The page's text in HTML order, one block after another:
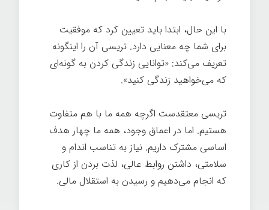
با این حال، ابتدا باید تعیین کرد که موفقیت
برای شما چه معنایی دارد. تریسی آن را اینگونه
تعریف می‌کند: «توانایی زندگی کردن به گونه‌ای
که می‌خواهید زندگی کنيد».
تریسی معتقدست اگرچه همه ما با هم متفاوت
هستیم. اما در اعماق وجود، همه ما چهار هدف
اساسی مشترک داریم. نیاز به تناسب اندام و
سلامتی، داشتن روابط عالی، لذت بردن از کاری
که انجام می‌دهیم و رسیدن به استقلال مالی.